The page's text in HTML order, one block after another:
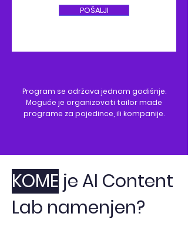
POŠALJI
Program se održava jednom godišnje.
Moguće je organizovati tailor made
programe za pojedince, ili kompanije.
KOME je AI Content
Lab namenjen?